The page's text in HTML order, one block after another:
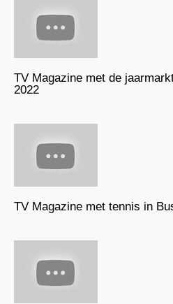
TV Magazine met de
2022
TV Magazine met tennis in